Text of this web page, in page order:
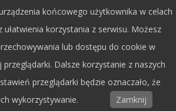
© 2015 by Dobra Fala.
końcowego użytkownika w celach
ułatwienia korzystania z serwisu. Możesz
lub dostępu do cookie w
Dalsze korzystanie z naszych
przeglądarki będzie oznaczało, że
wykorzystywanie.
Zamknij